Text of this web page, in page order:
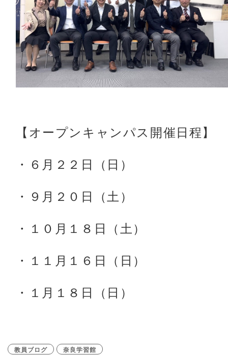
【オープンキャンパス開催日程】
・６月２２日（日）
・９月２０日（土）
・１０月１８日（土）
・１１月１６日（日）
・１月１８日（日）
教員ブログ 奈良学習館